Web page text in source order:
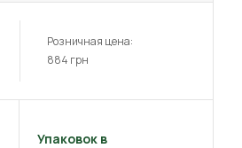
Розничная цена:
884 грн
Упаковок в